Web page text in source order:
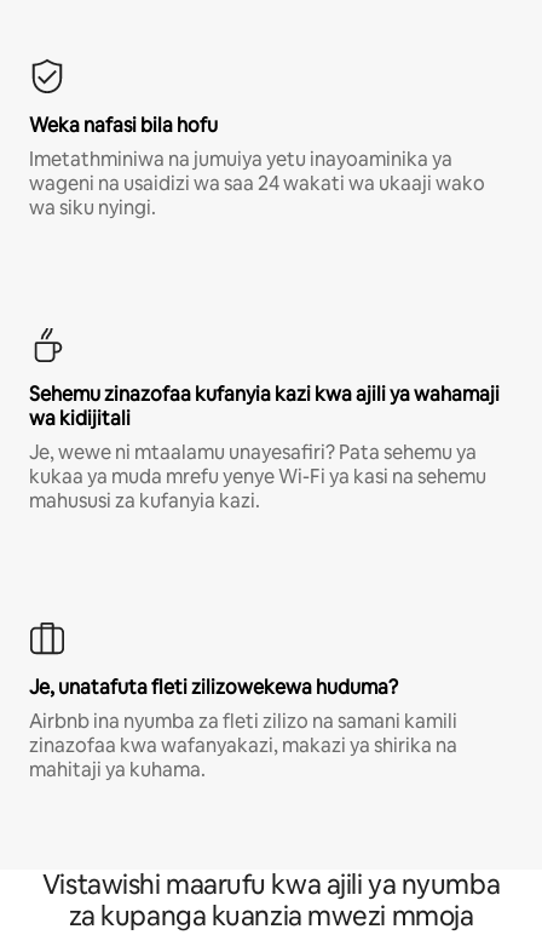
Weka nafasi bila hofu
Imetathminiwa na jumuiya yetu inayoaminika ya
wageni na usaidizi wa saa 24 wakati wa ukaaji wako
wa siku nyingi.
Sehemu zinazofaa kufanyia kazi kwa ajili ya wahamaji
wa kidijitali
Je, wewe ni mtaalamu unayesafiri? Pata sehemu ya
kukaa ya muda mrefu yenye Wi-Fi ya kasi na sehemu
mahususi za kufanyia kazi.
Je, unatafuta fleti zilizowekewa huduma?
Airbnb ina nyumba za fleti zilizo na samani kamili
zinazofaa kwa wafanyakazi, makazi ya shirika na
mahitaji ya kuhama.
Vistawishi maarufu kwa ajili ya nyumba
za kupanga kuanzia mwezi mmoja